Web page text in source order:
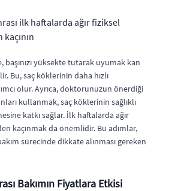
ilk haftalarda ağır fiziksel
başınızı yüksekte tutarak uyumak kan
Bu, saç köklerinin daha hızlı
olur. Ayrıca, doktorunuzun önerdiği
kullanmak, saç köklerinin sağlıklı
katkı sağlar. İlk haftalarda ağır
kaçınmak da önemlidir. Bu adımlar,
sürecinde dikkate alınması gereken
Bakımın Fiyatlara Etkisi